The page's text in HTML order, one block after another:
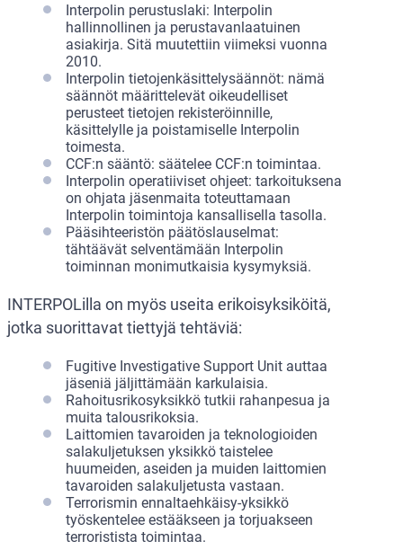
Interpolin perustuslaki: Interpolin
hallinnollinen ja perustavanlaatuinen
asiakirja. Sitä muutettiin viimeksi vuonna
2010.
Interpolin tietojenkäsittelysäännöt: nämä
säännöt määrittelevät oikeudelliset
perusteet tietojen rekisteröinnille,
käsittelylle ja poistamiselle Interpolin
toimesta.
CCF:n sääntö: säätelee CCF:n toimintaa.
Interpolin operatiiviset ohjeet: tarkoituksena
on ohjata jäsenmaita toteuttamaan
Interpolin toimintoja kansallisella tasolla.
Pääsihteeristön päätöslauselmat:
tähtäävät selventämään Interpolin
toiminnan monimutkaisia kysymyksiä.
INTERPOLilla on myös useita erikoisyksiköitä,
jotka suorittavat tiettyjä tehtäviä:
Fugitive Investigative Support Unit auttaa
jäseniä jäljittämään karkulaisia.
Rahoitusrikosyksikkö tutkii rahanpesua ja
muita talousrikoksia.
Laittomien tavaroiden ja teknologioiden
salakuljetuksen yksikkö taistelee
huumeiden, aseiden ja muiden laittomien
tavaroiden salakuljetusta vastaan.
Terrorismin ennaltaehkäisy-yksikkö
työskentelee estääkseen ja torjuakseen
terroristista toimintaa.